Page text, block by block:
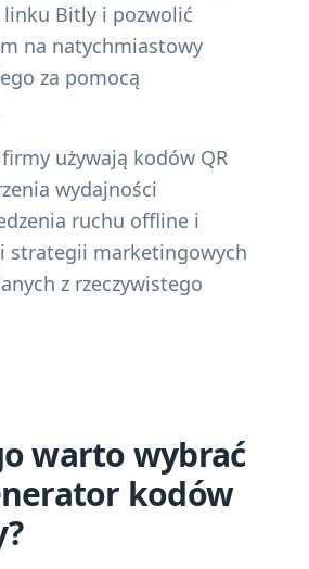
linku Bitly i pozwolić
na natychmiastowy
za pomocą
używają kodów QR
wydajności
ruchu offline i
strategii marketingowych
z rzeczywistego
warto wybrać
kodów